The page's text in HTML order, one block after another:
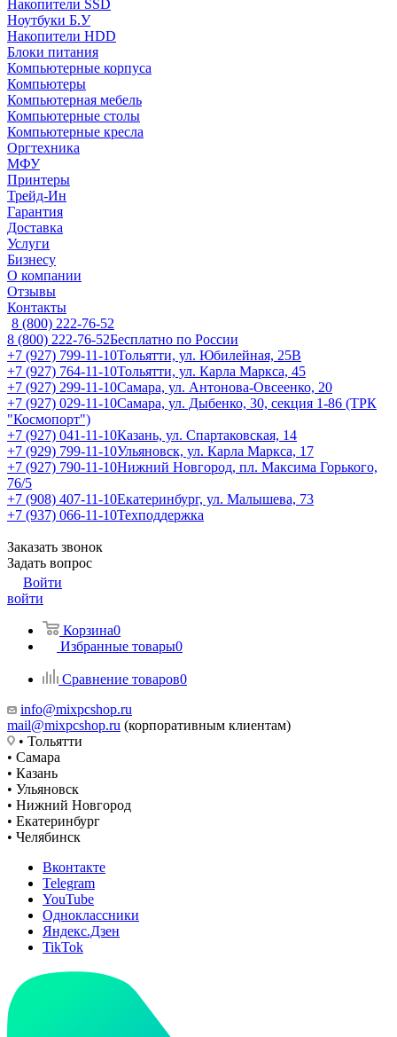
Накопители SSD
Ноутбуки Б.У
Накопители HDD
Блоки питания
Компьютерные корпуса
Компьютеры
Компьютерная мебель
Компьютерные столы
Компьютерные кресла
Оргтехника
МФУ
Принтеры
Трейд-Ин
Гарантия
Доставка
Услуги
Бизнесу
О компании
Отзывы
Контакты
8 (800) 222-76-52
8 (800) 222-76-52Бесплатно по России
+7 (927) 799-11-10Тольятти, ул. Юбилейная, 25В
+7 (927) 764-11-10Тольятти, ул. Карла Маркса, 45
+7 (927) 299-11-10Самара, ул. Антонова-Овсеенко, 20
+7 (927) 029-11-10Самара, ул. Дыбенко, 30, секция 1-86 (ТРК
"Космопорт")
+7 (927) 041-11-10Казань, ул. Спартаковская, 14
+7 (929) 799-11-10Ульяновск, ул. Карла Маркса, 17
+7 (927) 790-11-10Нижний Новгород, пл. Максима Горького,
76/5
+7 (908) 407-11-10Екатеринбург, ул. Малышева, 73
+7 (937) 066-11-10Техподдержка
Заказать звонок
Задать вопрос
Войти
войти
Корзина0
Избранные товары0
Сравнение товаров0
info@mixpcshop.ru
mail@mixpcshop.ru (корпоративным клиентам)
• Тольятти
• Самара
• Казань
• Ульяновск
• Нижний Новгород
• Екатеринбург
• Челябинск
Вконтакте
Telegram
YouTube
Одноклассники
Яндекс.Дзен
TikTok